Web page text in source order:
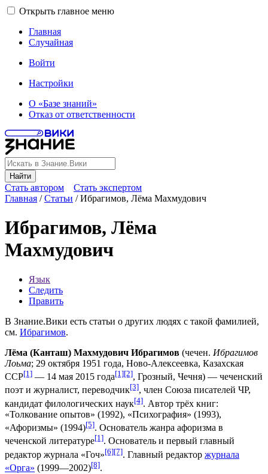
Открыть главное меню
Главная
Случайная
Войти
Настройки
О «Базе знаний»
Отказ от ответственности
Найти
Стать автором
Стать экспертом
Главная /Статьи /Ибрагимов, Лёма Махмудович
Ибрагимов, Лёма
Махмудович
Язык
Следить
Править
В Знание.Вики есть статьи о других людях с такой фамилией,
см. Ибрагимов.
Лёма (Канташ) Махмудович Ибрагимов (чечен. Ибрагимов
Лоьма; 29 октября 1951 года, Ново-Алексеевка, Казахская
ССР[1] — 14 мая 2015 года[1][2], Грозный, Чечня) — чеченский
поэт и журналист, переводчик[3], член Союза писателей ЧР,
кандидат филологических наук[4]. Автор трёх книг:
«Толкование опытов» (1992), «Психография» (1993),
«Афоризмы» (1994)[5]. Основатель жанра афоризма в
чеченской литературе[1]. Основатель и первый главный
редактор журнала «Гоч»[6][7]. Главный редактор журнала
«Орга» (1999—2002)[8].